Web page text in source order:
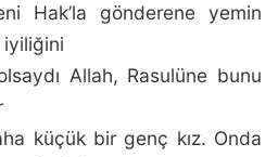
Hak’­la gönderene yemin
iyiliğini
Allah, Rasulüne bunu
küçük bir genç kız. Onda